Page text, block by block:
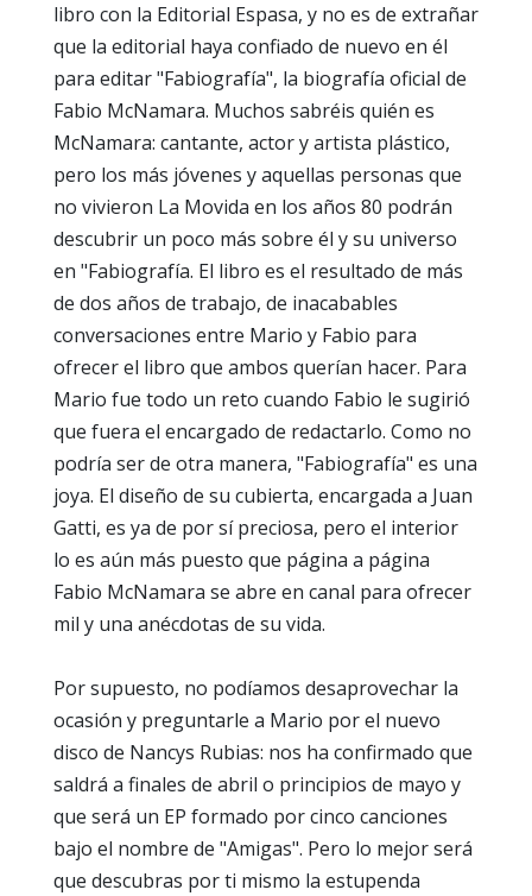
libro con la Editorial Espasa, y no es de extrañar
que la editorial haya confiado de nuevo en él
para editar "Fabiografía", la biografía oficial de
Fabio McNamara. Muchos sabréis quién es
McNamara: cantante, actor y artista plástico,
pero los más jóvenes y aquellas personas que
no vivieron La Movida en los años 80 podrán
descubrir un poco más sobre él y su universo
en "Fabiografía. El libro es el resultado de más
de dos años de trabajo, de inacabables
conversaciones entre Mario y Fabio para
ofrecer el libro que ambos querían hacer. Para
Mario fue todo un reto cuando Fabio le sugirió
que fuera el encargado de redactarlo. Como no
podría ser de otra manera, "Fabiografía" es una
joya. El diseño de su cubierta, encargada a Juan
Gatti, es ya de por sí preciosa, pero el interior
lo es aún más puesto que página a página
Fabio McNamara se abre en canal para ofrecer
mil y una anécdotas de su vida.
Por supuesto, no podíamos desaprovechar la
ocasión y preguntarle a Mario por el nuevo
disco de Nancys Rubias: nos ha confirmado que
saldrá a finales de abril o principios de mayo y
que será un EP formado por cinco canciones
bajo el nombre de "Amigas". Pero lo mejor será
que descubras por ti mismo la estupenda